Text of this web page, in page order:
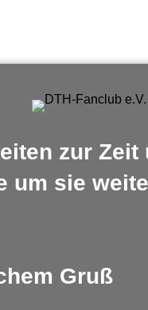
zur Zeit
um sie
Gruß